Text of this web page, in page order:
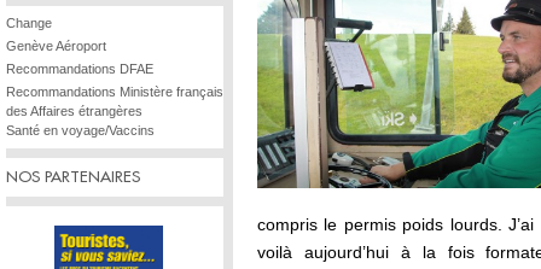
Change
Genève Aéroport
Recommandations DFAE
Recommandations Ministère français
des Affaires étrangères
Santé en voyage/Vaccins
NOS PARTENAIRES
compris le permis poids lourds.
voilà aujourd’hui à la fois